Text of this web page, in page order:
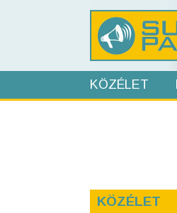
KÖZÉLET
KÖZÉLET